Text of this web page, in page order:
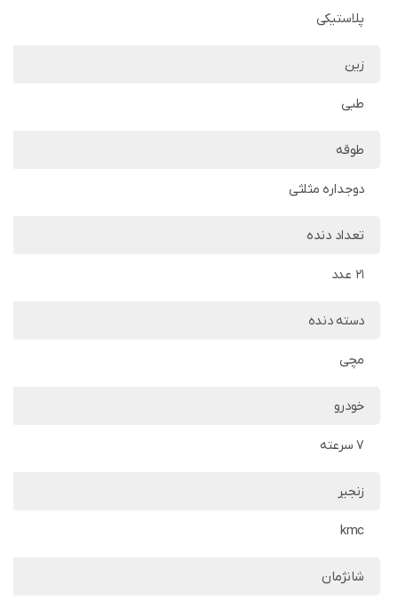
پلاستیکی
زین
طبی
طوقه
دوجداره مثلثی
تعداد دنده
21 عدد
دسته دنده
مچی
خودرو
7 سرعته
زنجیر
kmc
شانژمان